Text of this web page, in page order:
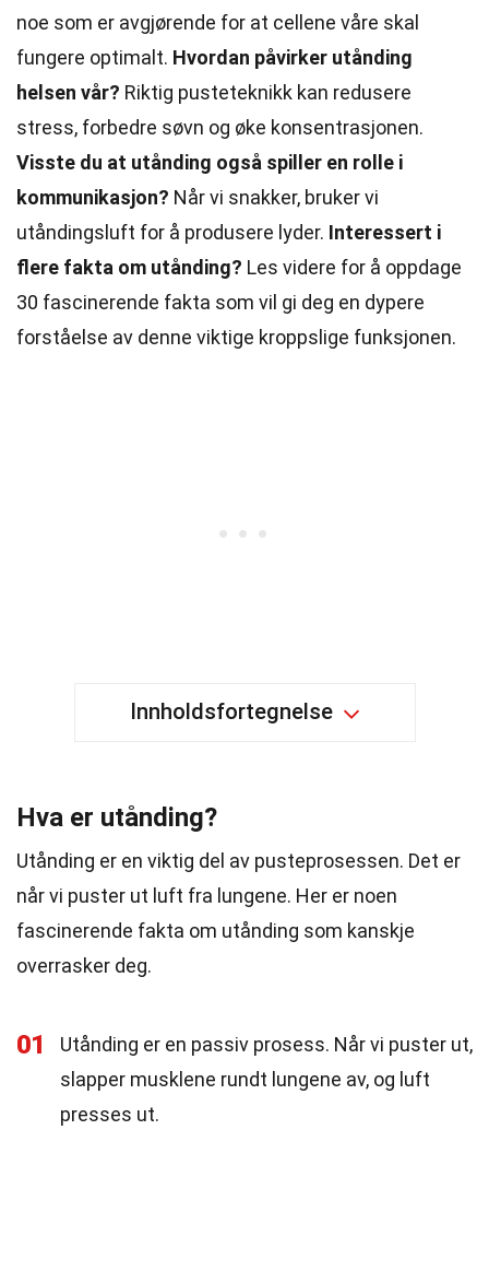
noe som er avgjørende for at cellene våre skal
fungere optimalt. Hvordan påvirker utånding
helsen vår? Riktig pusteteknikk kan redusere
stress, forbedre søvn og øke konsentrasjonen.
Visste du at utånding også spiller en rolle i
kommunikasjon? Når vi snakker, bruker vi
utåndingsluft for å produsere lyder. Interessert i
flere fakta om utånding? Les videre for å oppdage
30 fascinerende fakta som vil gi deg en dypere
forståelse av denne viktige kroppslige funksjonen.
Innholdsfortegnelse
Hva er utånding?
Utånding er en viktig del av pusteprosessen. Det er
når vi puster ut luft fra lungene. Her er noen
fascinerende fakta om utånding som kanskje
overrasker deg.
01
Utånding er en passiv prosess. Når vi puster ut,
slapper musklene rundt lungene av, og luft
presses ut.